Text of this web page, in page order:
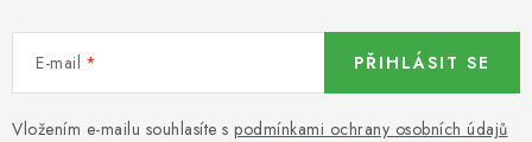
OŘECHY NATURAL / MANDLE
E-mail
Vložením e-mailu souhlasíte s podmínkami ochrany osobních údajů
PŘIHLÁSIT SE